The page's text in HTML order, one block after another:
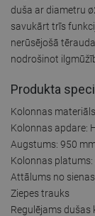
duša ar diametru
savukārt trīs
nerūsējošā
nodrošinot
Produkta
Kolonnas
Kolonnas apdare:
Augstums: 950
Kolonnas platums:
Attālums no
Ziepes trauks
Regulējams